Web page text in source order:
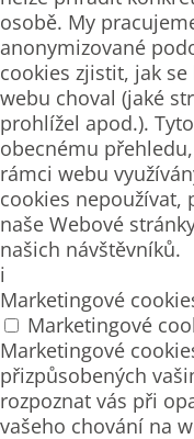
osobě. My
anonymizované
cookies zjistit, jak
webu choval (jaké
prohlížel apod.).
obecnému
rámci webu
cookies nepoužívat,
naše Webové
našich návštěvníků.
i
Marketingové
Marketingové
Marketingové
přizpůsobených
rozpoznat vás při
vašeho chování na